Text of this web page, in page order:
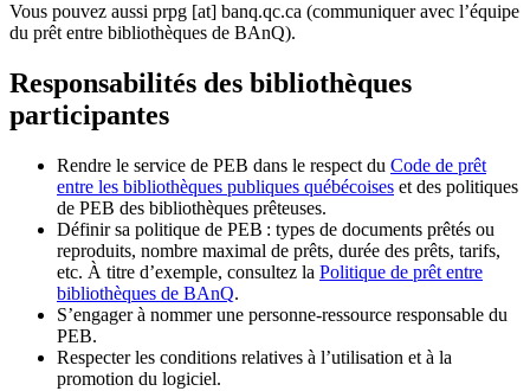
Vous pouvez aussi prpg [at] banq.qc.ca (communiquer avec l’équipe
du prêt entre bibliothèques de BAnQ).
Responsabilités des bibliothèques
participantes
Rendre le service de PEB dans le respect du Code de prêt
entre les bibliothèques publiques québécoises et des politiques
de PEB des bibliothèques prêteuses.
Définir sa politique de PEB : types de documents prêtés ou
reproduits, nombre maximal de prêts, durée des prêts, tarifs,
etc. À titre d’exemple, consultez la Politique de prêt entre
bibliothèques de BAnQ.
S’engager à nommer une personne-ressource responsable du
PEB.
Respecter les conditions relatives à l’utilisation et à la
promotion du logiciel.